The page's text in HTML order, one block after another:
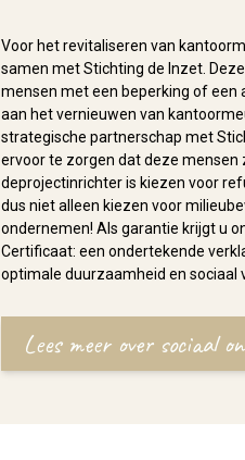
Voor het revitaliseren van
samen met Stichting de Inzet.
mensen met een beperking of
aan het vernieuwen van
strategische partnerschap met
ervoor te zorgen dat deze mensen
deprojectinrichter is kiezen voor
dus niet alleen kiezen voor
ondernemen! Als garantie krijgt u
Certificaat: een ondertekende
optimale duurzaamheid en sociaal
Lees meer over sociaal